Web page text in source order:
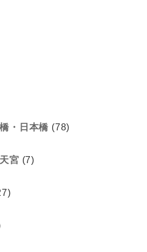
・日本橋 (78)
宮 (7)